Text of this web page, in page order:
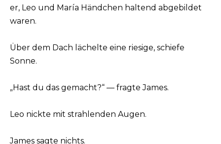
er, Leo und María Händchen haltend abgebildet
waren.
Über dem Dach lächelte eine riesige, schiefe
Sonne.
„Hast du das gemacht?“ — fragte James.
Leo nickte mit strahlenden Augen.
James sagte nichts.